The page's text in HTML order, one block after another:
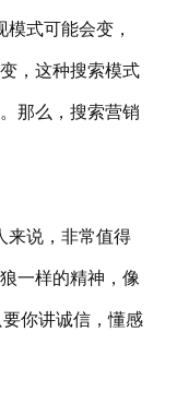
式可能会变，
，这种搜索模式
那么，搜索营销
来说，非常值得
一样的精神，像
你讲诚信，懂感